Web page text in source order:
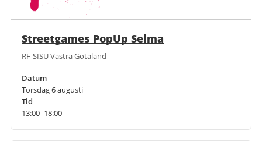
Streetgames PopUp Selma
RF-SISU Västra Götaland
Datum
Torsdag 6 augusti
Tid
13:00–18:00